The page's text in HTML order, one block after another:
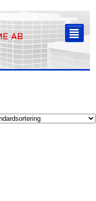
²